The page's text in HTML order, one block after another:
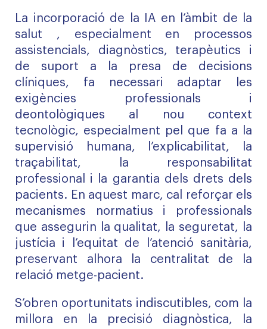
La incorporació de la IA en l’àmbit de la
salut , especialment en processos
assistencials, diagnòstics, terapèutics i
de suport a la presa de decisions
clíniques, fa necessari adaptar les
exigències professionals i
deontològiques al nou context
tecnològic, especialment pel que fa a la
supervisió humana, l’explicabilitat, la
traçabilitat, la responsabilitat
professional i la garantia dels drets dels
pacients. En aquest marc, cal reforçar els
mecanismes normatius i professionals
que assegurin la qualitat, la seguretat, la
justícia i l’equitat de l’atenció sanitària,
preservant alhora la centralitat de la
relació metge-pacient.
S’obren oportunitats indiscutibles, com la
millora en la precisió diagnòstica, la